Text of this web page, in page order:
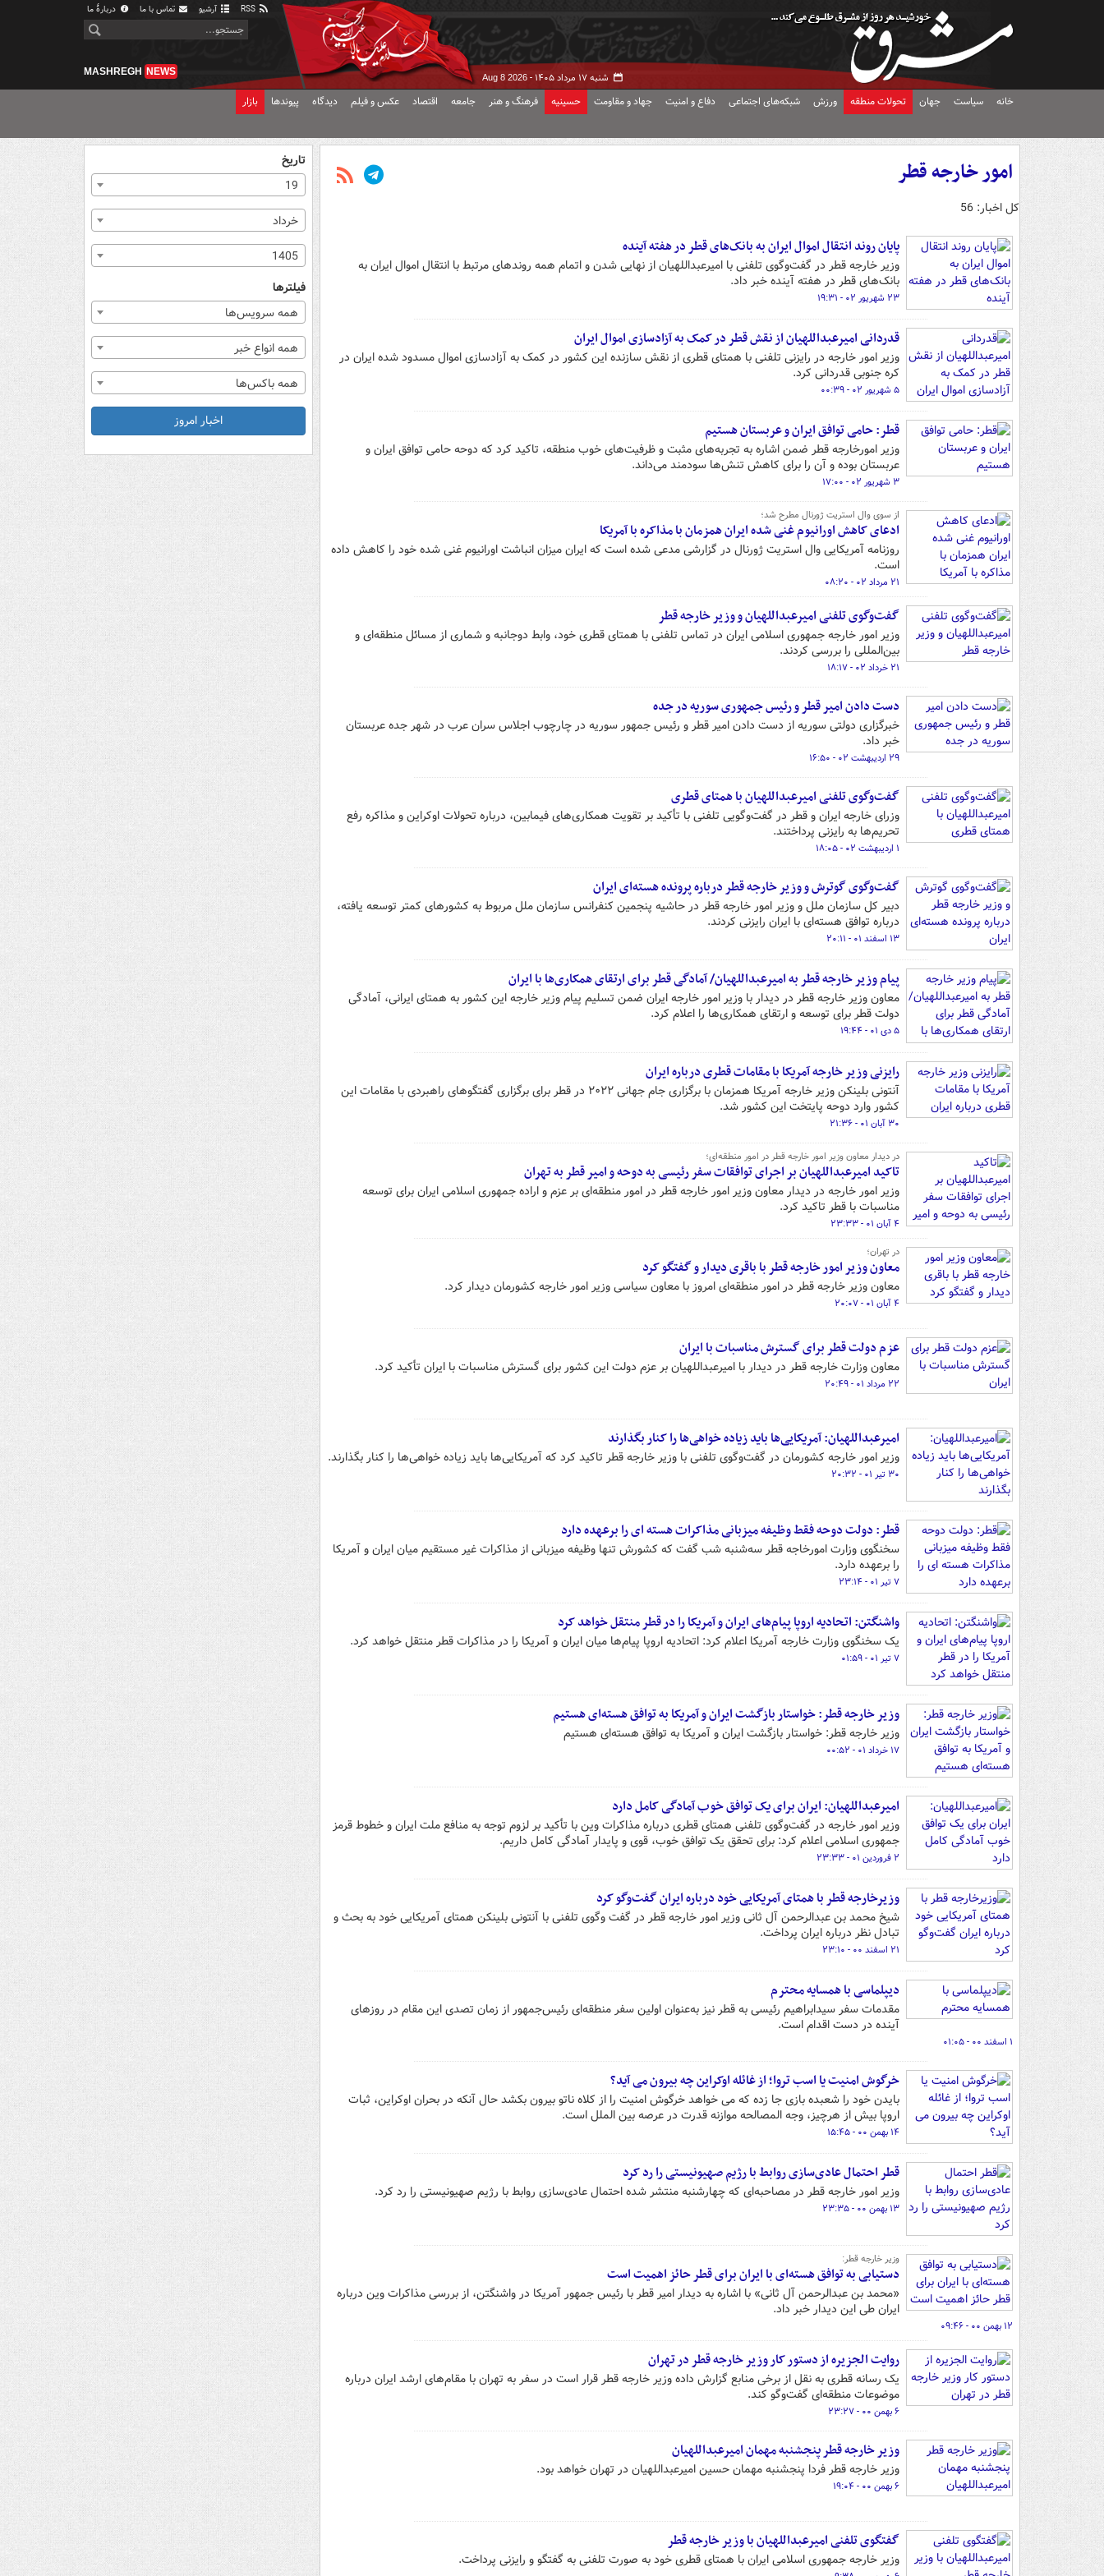
آرشیو تماس با ما دربارهٔ ما
شنبه ۱۷ مرداد ۱۴۰۵ - Aug 8 2026
MASHREGH NEWS
خانه سیاست جهان تحولات منطقه ورزش شبکه‌های اجتماعی دفاع و امنیت جهاد و مقاومت حسینیه فرهنگ و هنر جامعه اقتصاد عکس و فیلم دیدگاه پیوندها بازار
امور خارجه قطر
کل اخبار: 56
پایان روند انتقال اموال ایران به بانک‌های قطر در هفته آینده
وزیر خارجه قطر در گفت‌وگوی تلفنی با امیرعبداللهیان از نهایی شدن و اتمام همه روندهای مرتبط با انتقال اموال ایران به
بانک‌های قطر در هفته آینده خبر داد.
۲۳ شهریور ۰۲ - ۱۹:۳۱
قدردانی امیرعبداللهیان از نقش قطر در کمک به آزادسازی اموال ایران
وزیر امور خارجه در رایزنی تلفنی با همتای قطری از نقش سازنده این کشور در کمک به آزادسازی اموال مسدود شده ایران در
کره جنوبی قدردانی کرد.
۵ شهریور ۰۲ - ۰۰:۳۹
قطر: حامی توافق ایران و عربستان هستیم
وزیر امورخارجه قطر ضمن اشاره به تجربه‌های مثبت و ظرفیت‌های خوب منطقه، تاکید کرد که دوحه حامی توافق ایران و
عربستان بوده و آن را برای کاهش تنش‌ها سودمند می‌داند.
۳ شهریور ۰۲ - ۱۷:۰۰
از سوی وال استریت ژورنال مطرح شد؛
ادعای کاهش اورانیوم غنی شده ایران همزمان با مذاکره با آمریکا
روزنامه آمریکایی وال استریت ژورنال در گزارشی مدعی شده است که ایران میزان انباشت اورانیوم غنی شده خود را کاهش داده
است.
۲۱ مرداد ۰۲ - ۰۸:۲۰
گفت‌وگوی تلفنی امیرعبداللهیان و وزیر خارجه قطر
وزیر امور خارجه جمهوری اسلامی ایران در تماس تلفنی با همتای قطری خود، وابط دوجانبه و شماری از مسائل منطقه‌ای و
بین‌المللی را بررسی کردند.
۲۱ خرداد ۰۲ - ۱۸:۱۷
دست دادن امیر قطر و رئیس جمهوری سوریه در جده
خبرگزاری دولتی سوریه از دست دادن امیر قطر و رئیس جمهور سوریه در چارچوب اجلاس سران عرب در شهر جده عربستان
خبر داد.
۲۹ اردیبهشت ۰۲ - ۱۶:۵۰
گفت‌وگوی تلفنی امیرعبداللهیان با همتای قطری
وزرای خارجه ایران و قطر در گفت‌وگویی تلفنی با تأکید بر تقویت همکاری‌های فیمابین، درباره تحولات اوکراین و مذاکره رفع
تحریم‌ها به رایزنی پرداختند.
۱ اردیبهشت ۰۲ - ۱۸:۰۵
گفت‌وگوی گوترش و وزیر خارجه قطر درباره پرونده هسته‌ای ایران
دبیر کل سازمان ملل و وزیر امور خارجه قطر در حاشیه پنجمین کنفرانس سازمان ملل مربوط به کشورهای کمتر توسعه یافته،
درباره توافق هسته‌ای با ایران رایزنی کردند.
۱۳ اسفند ۰۱ - ۲۰:۱۱
پیام وزیر خارجه قطر به امیرعبداللهیان/ آمادگی قطر برای ارتقای همکاری‌ها با ایران
معاون وزیر خارجه قطر در دیدار با وزیر امور خارجه ایران ضمن تسلیم پیام وزیر خارجه این کشور به همتای ایرانی، آمادگی
دولت قطر برای توسعه و ارتقای همکاری‌ها را اعلام کرد.
۵ دی ۰۱ - ۱۹:۴۴
رایزنی وزیر خارجه آمریکا با مقامات قطری درباره ایران
آنتونی بلینکن وزیر خارجه آمریکا همزمان با برگزاری جام جهانی ۲۰۲۲ در قطر برای برگزاری گفتگوهای راهبردی با مقامات این
کشور وارد دوحه پایتخت این کشور شد.
۳۰ آبان ۰۱ - ۲۱:۳۶
در دیدار معاون وزیر امور خارجه قطر در امور منطقه‌ای؛
تاکید امیرعبداللهیان بر اجرای توافقات سفر رئیسی به دوحه و امیر قطر به تهران
وزیر امور خارجه در دیدار معاون وزیر امور خارجه قطر در امور منطقه‌ای بر عزم و اراده جمهوری اسلامی ایران برای توسعه
مناسبات با قطر تاکید کرد.
۴ آبان ۰۱ - ۲۳:۳۳
در تهران؛
معاون وزیر امور خارجه قطر با باقری دیدار و گفتگو کرد
معاون وزیر خارجه قطر در امور منطقه‌ای امروز با معاون سیاسی وزیر امور خارجه کشورمان دیدار کرد.
۴ آبان ۰۱ - ۲۰:۰۷
عزم دولت قطر برای گسترش مناسبات با ایران
معاون وزارت خارجه قطر در دیدار با امیرعبداللهیان بر عزم دولت این کشور برای گسترش مناسبات با ایران تأکید کرد.
۲۲ مرداد ۰۱ - ۲۰:۴۹
امیرعبداللهیان: آمریکایی‌ها باید زیاده خواهی‌ها را کنار بگذارند
وزیر امور خارجه کشورمان در گفت‌وگوی تلفنی با وزیر خارجه قطر تاکید کرد که آمریکایی‌ها باید زیاده خواهی‌ها را کنار بگذارند.
۳۰ تیر ۰۱ - ۲۰:۳۲
قطر: دولت دوحه فقط وظیفه میزبانی مذاکرات هسته ای را برعهده دارد
سخنگوی وزارت امورخاجه قطر سه‌شنبه شب گفت که کشورش تنها وظیفه میزبانی از مذاکرات غیر مستقیم میان ایران و آمریکا
را برعهده دارد.
۷ تیر ۰۱ - ۲۳:۱۴
واشنگتن: اتحادیه اروپا پیام‌های ایران و آمریکا را در قطر منتقل خواهد کرد
یک سخنگوی وزارت خارجه آمریکا اعلام کرد: اتحادیه اروپا پیام‌ها میان ایران و آمریکا را در مذاکرات قطر منتقل خواهد کرد.
۷ تیر ۰۱ - ۰۱:۵۹
وزیر خارجه قطر: خواستار بازگشت ایران و آمریکا به توافق هسته‌ای هستیم
وزیر خارجه قطر: خواستار بازگشت ایران و آمریکا به توافق هسته‌ای هستیم
۱۷ خرداد ۰۱ - ۰۰:۵۲
امیرعبداللهیان: ایران برای یک توافق خوب آمادگی کامل دارد
وزیر امور خارجه در گفت‌وگوی تلفنی همتای قطری درباره مذاکرات وین با تأکید بر لزوم توجه به منافع ملت ایران و خطوط قرمز
جمهوری اسلامی اعلام کرد: برای تحقق یک توافق خوب، قوی و پایدار آمادگی کامل داریم.
۲ فروردین ۰۱ - ۲۳:۳۳
وزیرخارجه قطر با همتای آمریکایی خود درباره ایران گفت‌وگو کرد
شیخ محمد بن عبدالرحمن آل ثانی وزیر امور خارجه قطر در گفت وگوی تلفنی با آنتونی بلینکن همتای آمریکایی خود به بحث و
تبادل نظر درباره ایران پرداخت.
۲۱ اسفند ۰۰ - ۲۳:۱۰
دیپلماسی با همسایه محترم
مقدمات سفر سیدابراهیم رئیسی به قطر نیز به‌عنوان اولین سفر منطقه‌ای رئیس‌جمهور از زمان تصدی این مقام در روزهای
آینده در دست اقدام است.
۱ اسفند ۰۰ - ۰۱:۰۵
خرگوش امنیت یا اسب تروا؛ از غائله اوکراین چه بیرون می آید؟
بایدن خود را شعبده بازی جا زده که می خواهد خرگوش امنیت را از کلاه ناتو بیرون بکشد حال آنکه در بحران اوکراین، ثبات
اروپا بیش از هرچیز، وجه المصالحه موازنه قدرت در عرصه بین الملل است.
۱۴ بهمن ۰۰ - ۱۵:۴۵
قطر احتمال عادی‌سازی روابط با رژیم صهیونیستی را رد کرد
وزیر امور خارجه قطر در مصاحبه‌ای که چهارشنبه منتشر شده احتمال عادی‌سازی روابط با رژیم صهیونیستی را رد کرد.
۱۳ بهمن ۰۰ - ۲۳:۳۵
وزیر خارجه قطر:
دستیابی به توافق هسته‌ای با ایران برای قطر حائز اهمیت است
«محمد بن عبدالرحمن آل ثانی» با اشاره به دیدار امیر قطر با رئیس جمهور آمریکا در واشنگتن، از بررسی مذاکرات وین درباره
ایران طی این دیدار خبر داد.
۱۲ بهمن ۰۰ - ۰۹:۴۶
روایت الجزیره از دستور کار وزیر خارجه قطر در تهران
یک رسانه قطری به نقل از برخی منابع گزارش داده وزیر خارجه قطر قرار است در سفر به تهران با مقام‌های ارشد ایران درباره
موضوعات منطقه‌ای گفت‌وگو کند.
۶ بهمن ۰۰ - ۲۳:۲۷
وزیر خارجه قطر پنجشنبه مهمان امیرعبداللهیان
وزیر خارجه قطر فردا پنجشنبه مهمان حسین امیرعبداللهیان در تهران خواهد بود.
۶ بهمن ۰۰ - ۱۹:۰۴
گفتگوی تلفنی امیرعبداللهیان با وزیر خارجه قطر
وزیر خارجه جمهوری اسلامی ایران با همتای قطری خود به صورت تلفنی به گفتگو و رایزنی پرداخت.
تاریخ
19
خرداد
1405
فیلترها
همه سرویس‌ها
همه انواع خبر
همه باکس‌ها
اخبار امروز